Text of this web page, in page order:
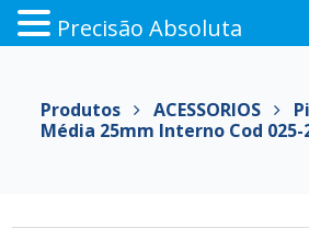
conteúdo
Produtos ACESSORIOS
Média 25mm Interno Cod 025-
Precisão Absoluta